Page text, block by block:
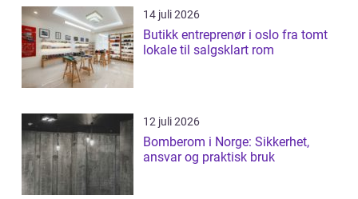
14 juli 2026
Butikk entreprenør i oslo fra tomt
lokale til salgsklart rom
12 juli 2026
Bomberom i Norge: Sikkerhet,
ansvar og praktisk bruk